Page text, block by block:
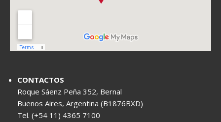
CONTACTOS
Roque Sáenz Peña 352, Bernal
Buenos Aires, Argentina (B1876BXD)
Tel. (+54 11) 4365 7100